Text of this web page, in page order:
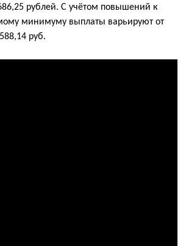
рублей. С учётом повышений к
минимуму выплаты варьируют от
руб.